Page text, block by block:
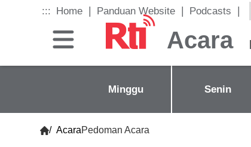
::: Home Panduan Website Podcasts
Acara
Minggu Senin
/AcaraPedoman Acara